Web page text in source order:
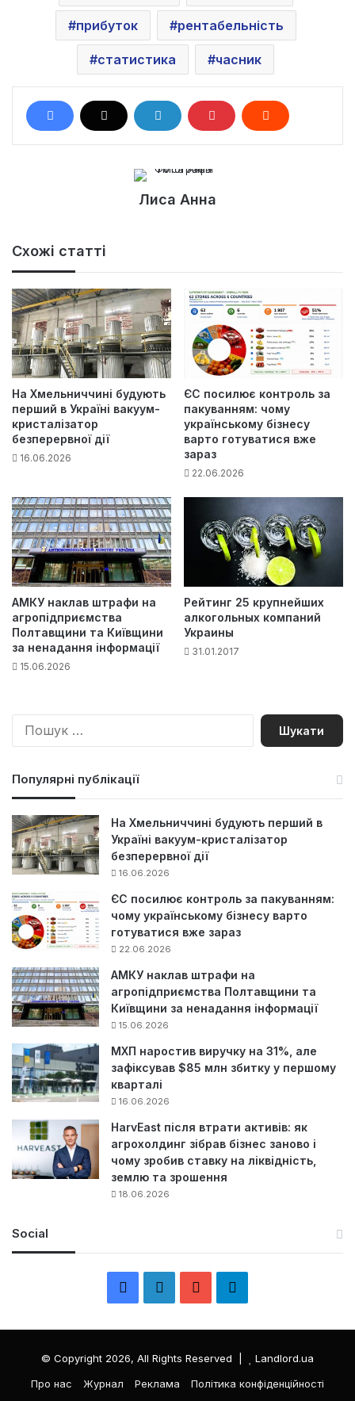
прибуток рентабельність
статистика часник
Лиса Анна
Схожі статті
На Хмельниччині будують
перший в Україні вакуум-
кристалізатор
безперервної дії
16.06.2026
ЄС посилює контроль за
пакуванням: чому
українському бізнесу
варто готуватися вже
зараз
22.06.2026
АМКУ наклав штрафи на
агропідприємства
Полтавщини та Київщини
за ненадання інформації
15.06.2026
Рейтинг 25 крупнейших
алкогольных компаний
Украины
31.01.2017
П
Популярні публікації
На Хмельниччині будують перший в
Україні вакуум-кристалізатор
безперервної дії
16.06.2026
ЄС посилює контроль за пакуванням:
чому українському бізнесу варто
готуватися вже зараз
22.06.2026
АМКУ наклав штрафи на
агропідприємства Полтавщини та
Київщини за ненадання інформації
15.06.2026
МХП наростив виручку на 31%, але
зафіксував $85 млн збитку у першому
кварталі
16.06.2026
HarvEast після втрати активів: як
агрохолдинг зібрав бізнес заново і
чому зробив ставку на ліквідність,
землю та зрошення
18.06.2026
Social
c
e
n
k
T
л
е
© Copyright 2026, All Rights Reserved |
Landlord.ua
Про нас
Журнал Реклама Політика конфіденційності